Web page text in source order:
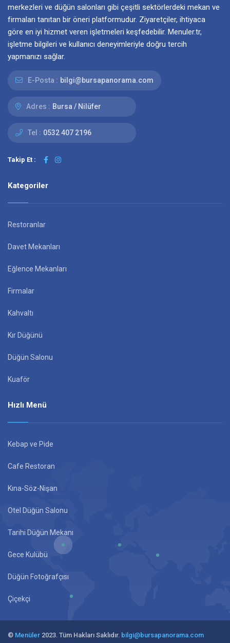
merkezleri ve düğün salonları gibi çeşitli sektörlerdeki mekan ve
firmaları tanıtan bir öneri platformudur. Ziyaretçiler, ihtiyaca
göre en iyi hizmet veren işletmeleri keşfedebilir. Menuler.tr,
işletme bilgileri ve kullanıcı deneyimleriyle doğru tercih
yapmanızı sağlar.
E-Posta : bilgi@bursapanorama.com
Adres : Bursa / Nilüfer
Tel : 0532 407 2196
Takip Et :
Kategoriler
Restoranlar
Davet Mekanları
Eğlence Mekanları
Firmalar
Kahvaltı
Kır Düğünü
Düğün Salonu
Kuaför
Hızlı Menü
Kebap ve Pide
Cafe Restoran
Kına-Söz-Nişan
Otel Düğün Salonu
Tarihi Düğün Mekanı
Gece Kulübü
Düğün Fotoğrafçısı
Çiçekçi
© Menüler 2023. Tüm Hakları Saklıdır. bilgi@bursapanorama.com